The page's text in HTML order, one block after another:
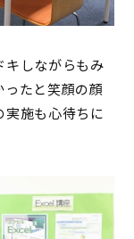
キしながらもみ
たと笑顔の顔
施も心待ちに